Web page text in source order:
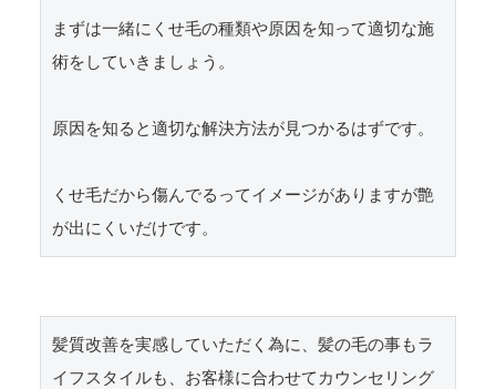
まずは一緒にくせ毛の種類や原因を知って適切な施
術をしていきましょう。
原因を知ると適切な解決方法が見つかるはずです。
くせ毛だから傷んでるってイメージがありますが艶
が出にくいだけです。
髪質改善を実感していただく為に、髪の毛の事もラ
イフスタイルも、お客様に合わせてカウンセリング